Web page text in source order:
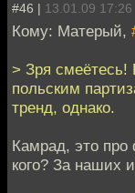
#46 | 13.01.09 17:26
Кому: Матерый,
> Зря смеётесь!
польским
тренд, однако.
Камрад, это
кого? За наших